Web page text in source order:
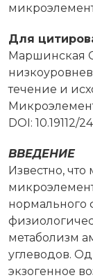
Для
Маршинская
течение и
DOI: 10.19112/
ВВЕДЕНИЕ
Известно,
нормального
метаболизм
углеводов.
экзогенное